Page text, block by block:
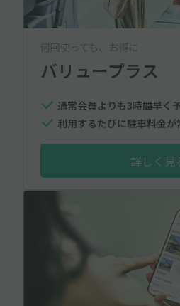
何回使っても、お得に
バリュープラス
通常会員よりも3時間早く
利用するたびに駐車料金
詳しく見